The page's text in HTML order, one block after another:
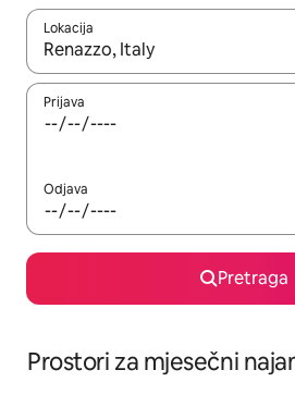
Lokacija
Kad su rezultati dostupni, možete
Prijava
Odjava
Pretraga
Prostori za mjesečni